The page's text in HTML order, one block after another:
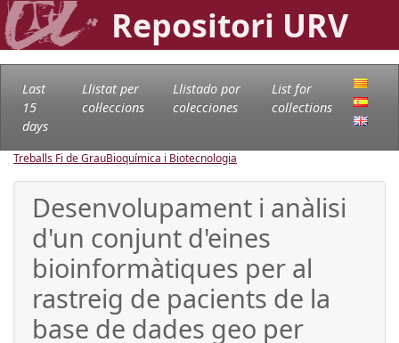
Repositori URV
Last
15
days
Llistat per
col·leccions
Llistado por
colecciones
List for
collections
Treballs Fi de GrauBioquímica i Biotecnologia
Desenvolupament i anàlisi
d'un conjunt d'eines
bioinformàtiques per al
rastreig de pacients de la
base de dades geo per